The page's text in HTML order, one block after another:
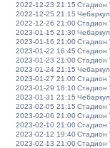
2022-12-23 21:15 Стадион
2022-12-25 21:15
2022-12-26 21:00Стадион
2023-01-15 21:30
2023-01-16 21:00Стадион
2023-01-22 16:45 Стадион
2023-01-23 21:00Стадион
2023-01-24 21:15
2023-01-27 21:00Стадион
2023-01-29 18:10Стадион
2023-01-31 21:15
2023-02-05 21:15 Стадион
2023-02-06 21:00Стадион
2023-02-10 21:00Стадион
2023-02-12 19:40Стадион
2023-02-13 21:00Стадион